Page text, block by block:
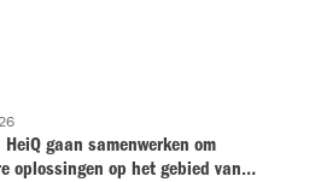
gaan samenwerken om
oplossingen op het gebied van